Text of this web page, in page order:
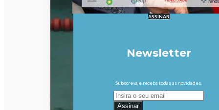
ASSINAR
Newsletter
Subscreva e receba todas as novidades.
Assinar